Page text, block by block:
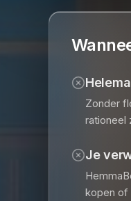
Zonder
rationeel
Je
kopen of